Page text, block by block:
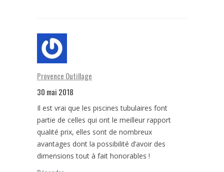
Provence Outillage
30 mai 2018
Il est vrai que les piscines tubulaires font
partie de celles qui ont le meilleur rapport
qualité prix, elles sont de nombreux
avantages dont la possibilité d’avoir des
dimensions tout à fait honorables !